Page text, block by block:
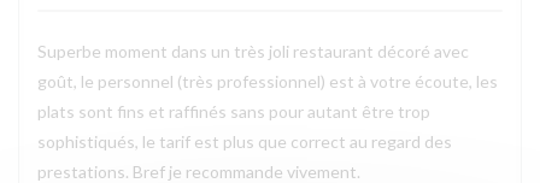
Superbe moment dans un très joli restaurant décoré avec
goût, le personnel (très professionnel) est à votre écoute, les
plats sont fins et raffinés sans pour autant être trop
sophistiqués, le tarif est plus que correct au regard des
prestations. Bref je recommande vivement.